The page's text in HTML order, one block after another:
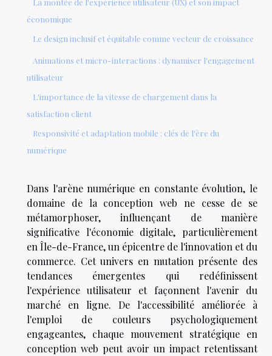
La montée de l'expérience utilisateur (UX) et son impact
économique
Le design inclusif et équitable comme vecteur de croissance
Animations et micro-interactions : dynamiser l'engagement
utilisateur
L'importance de la vitesse de chargement dans la
satisfaction client
Responsivité et adaptation mobile : clés de l'ère du
numérique
Dans l'arène numérique en constante évolution, le
domaine de la conception web ne cesse de se
métamorphoser, influençant de manière
significative l'économie digitale, particulièrement
en Île-de-France, un épicentre de l'innovation et du
commerce. Cet univers en mutation présente des
tendances émergentes qui redéfinissent
l'expérience utilisateur et façonnent l'avenir du
marché en ligne. De l'accessibilité améliorée à
l'emploi de couleurs psychologiquement
engageantes, chaque mouvement stratégique en
conception web peut avoir un impact retentissant